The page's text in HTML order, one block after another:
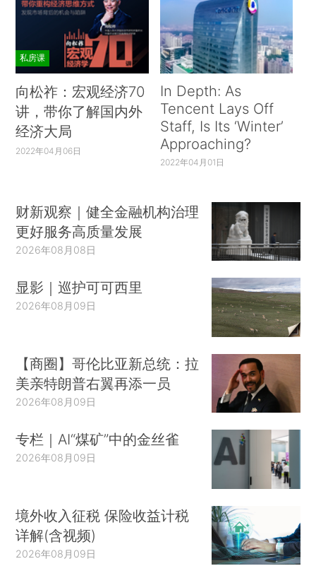
私房课
向松祚：宏观经济70
讲，带你了解国内外
经济大局
2022年04月06日
In Depth: As
Tencent Lays Off
Staff, Is Its ‘Winter’
Approaching?
2022年04月01日
财新观察｜健全金融机构治理
更好服务高质量发展
2026年08月08日
显影｜巡护可可西里
2026年08月09日
【商圈】哥伦比亚新总统：拉
美亲特朗普右翼再添一员
2026年08月09日
专栏｜AI“煤矿”中的金丝雀
2026年08月09日
境外收入征税 保险收益计税
详解(含视频)
2026年08月09日